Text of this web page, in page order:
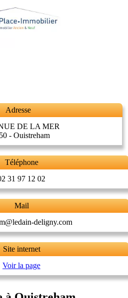
Adresse
DE LA MER
- Ouistreham
Téléphone
31 97 12 02
Mail
deligny.com
Site internet
Voir la page